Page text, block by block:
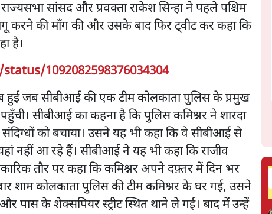
सांसद और प्रवक्ता राकेश सिन्हा ने पहले पश्चिम
करने की माँग की और उसके बाद फिर ट्वीट कर कहा कि
है।
1092082598376034304
हुई जब सीबीआई की एक टीम कोलकाता पुलिस के प्रमुख
सीबीआई का कहना है कि पुलिस कमिश्नर ने शारदा
को बचाया। उसने यह भी कहा कि वे सीबीआई से
नहीं आ रहे हैं। सीबीआई ने यह भी कहा कि राजीव
तौर पर कहा कि कमिश्नर अपने दफ़्तर में दिन भर
शाम कोलकाता पुलिस की टीम कमिश्नर के घर गई, उसने
पास के शेक्सपियर स्ट्रीट स्थित थाने ले गई। बाद में उन्हें